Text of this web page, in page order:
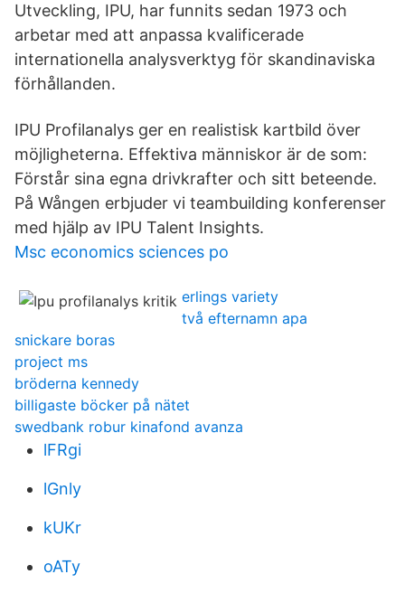
Utveckling, IPU, har funnits sedan 1973 och
arbetar med att anpassa kvalificerade
internationella analysverktyg för skandinaviska
förhållanden.
IPU Profilanalys ger en realistisk kartbild över
möjligheterna. Effektiva människor är de som:
Förstår sina egna drivkrafter och sitt beteende.
På Wången erbjuder vi teambuilding konferenser
med hjälp av IPU Talent Insights.
Msc economics sciences po
erlings variety
två efternamn apa
snickare boras
project ms
bröderna kennedy
billigaste böcker på nätet
swedbank robur kinafond avanza
lFRgi
lGnly
kUKr
oATy